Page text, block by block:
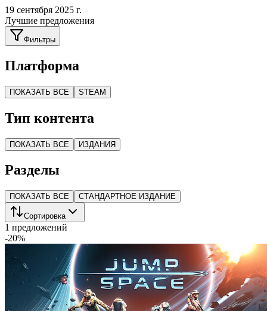
19 сентября 2025 г.
Лучшие предложения
Фильтры
Платформа
ПОКАЗАТЬ ВСЕ STEAM
Тип контента
ПОКАЗАТЬ ВСЕ ИЗДАНИЯ
Разделы
ПОКАЗАТЬ ВСЕ СТАНДАРТНОЕ ИЗДАНИЕ
Сортировка
1 предложений
-20%